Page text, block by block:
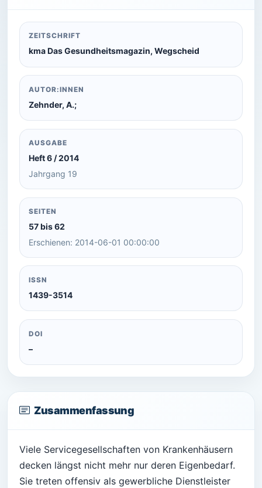
ZEITSCHRIFT
kma Das Gesundheitsmagazin, Wegscheid
AUTOR:INNEN
Zehnder, A.;
AUSGABE
Heft 6 / 2014
Jahrgang 19
SEITEN
57 bis 62
Erschienen: 2014-06-01 00:00:00
ISSN
1439-3514
DOI
–
Zusammenfassung
Viele Servicegesellschaften von Krankenhäusern
decken längst nicht mehr nur deren Eigenbedarf.
Sie treten offensiv als gewerbliche Dienstleister